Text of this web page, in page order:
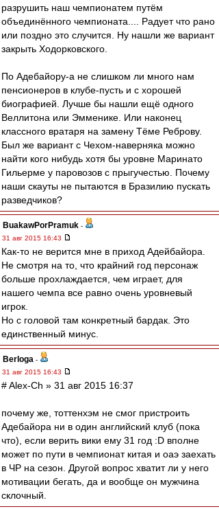
разрушить наш чемпионатем путём
объединённого чемпионата.... Радует что рано
или поздно это случится. Ну нашли же вариант
закрыть Ходорковского.
По Адебайору-а не слишком ли много нам
пенсионеров в клубе-пусть и с хорошей
биографией. Лучше бы нашли ещё одного
Веллитона или Эмменике. Или наконец
классного вратаря на замену Тёме Реброву.
Был же вариант с Чехом-наверняка можно
найти кого нибудь хотя бы уровне Маринато
Гильерме у паровозов с прыгучестью. Почему
наши скауты не пытаются в Бразилию пускать
разведчиков?
BuakawPorPramuk -
31 авг 2015 16:43
Как-то не верится мне в приход Адейбайора.
Не смотря на то, что крайний год персонаж
больше прохлаждается, чем играет, для
нашего чемпа все равно очень уровневый
игрок.
Но с головой там конкретный бардак. Это
единственный минус.
Berloga -
31 авг 2015 16:43
# Alex-Ch » 31 авг 2015 16:37
почему же, тоттенхэм не смог пристроить
Адебайора ни в один английский клуб (пока
что), если верить вики ему 31 год :D вполне
может по пути в чемпионат китая и оаэ заехать
в ЧР на сезон. Другой вопрос хватит ли у него
мотивации бегать, да и вообще он мужчина
склочный.